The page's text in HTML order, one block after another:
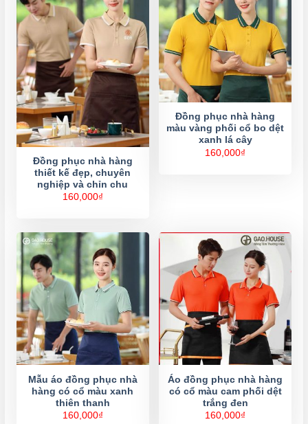
Đồng phục nhà hàng
thiết kế đẹp, chuyên
nghiệp và chỉn chu
160,000₫
Đồng phục nhà hàng
màu vàng phối cổ bo dệt
xanh lá cây
160,000₫
Mẫu áo đồng phục nhà
hàng có cổ màu xanh
thiên thanh
160,000₫
Áo đồng phục nhà hàng
có cổ màu cam phối dệt
trắng đen
160,000₫